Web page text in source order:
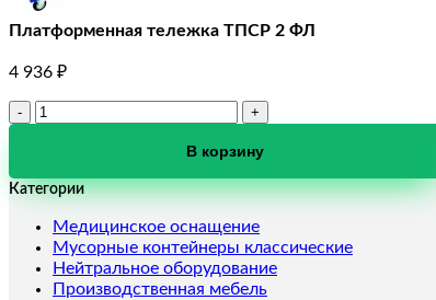
Платформенная тележка ТПСР 2 ФЛ
4 936 ₽
Количество
ТПСР
ФЛ
В корзину
Категории
Медицинское оснащение
Мусорные контейнеры классические
Нейтральное оборудование
Производственная мебель